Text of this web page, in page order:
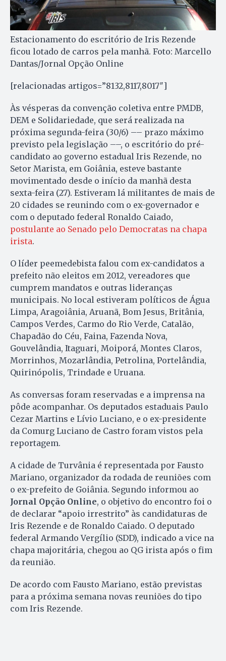
Estacionamento do escritório de Iris Rezende
ficou lotado de carros pela manhã. Foto: Marcello
Dantas/Jornal Opção Online
[relacionadas artigos=”8132,8117,8017″]
Às vésperas da convenção coletiva entre PMDB,
DEM e Solidariedade, que será realizada na
próxima segunda-feira (30/6) –– prazo máximo
previsto pela legislação ––, o escritório do pré-
candidato ao governo estadual Iris Rezende, no
Setor Marista, em Goiânia, esteve bastante
movimentado desde o início da manhã desta
sexta-feira (27). Estiveram lá militantes de mais de
20 cidades se reunindo com o ex-governador e
com o deputado federal Ronaldo Caiado,
postulante ao Senado pelo Democratas na chapa
irista.
O líder peemedebista falou com ex-candidatos a
prefeito não eleitos em 2012, vereadores que
cumprem mandatos e outras lideranças
municipais. No local estiveram políticos de Água
Limpa, Aragoiânia, Aruanã, Bom Jesus, Britânia,
Campos Verdes, Carmo do Rio Verde, Catalão,
Chapadão do Céu, Faina, Fazenda Nova,
Gouvelândia, Itaguari, Moiporá, Montes Claros,
Morrinhos, Mozarlândia, Petrolina, Portelândia,
Quirinópolis, Trindade e Uruana.
As conversas foram reservadas e a imprensa na
pôde acompanhar. Os deputados estaduais Paulo
Cezar Martins e Lívio Luciano, e o ex-presidente
da Comurg Luciano de Castro foram vistos pela
reportagem.
A cidade de Turvânia é representada por Fausto
Mariano, organizador da rodada de reuniões com
o ex-prefeito de Goiânia. Segundo informou ao
Jornal Opção Online, o objetivo do encontro foi o
de declarar “apoio irrestrito” às candidaturas de
Iris Rezende e de Ronaldo Caiado. O deputado
federal Armando Vergílio (SDD), indicado a vice na
chapa majoritária, chegou ao QG irista após o fim
da reunião.
De acordo com Fausto Mariano, estão previstas
para a próxima semana novas reuniões do tipo
com Iris Rezende.